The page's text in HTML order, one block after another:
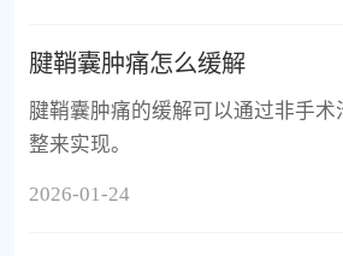
腱鞘囊肿痛怎么缓解
腱鞘囊肿痛的缓解可以通过非手术
整来实现。
2026-01-24